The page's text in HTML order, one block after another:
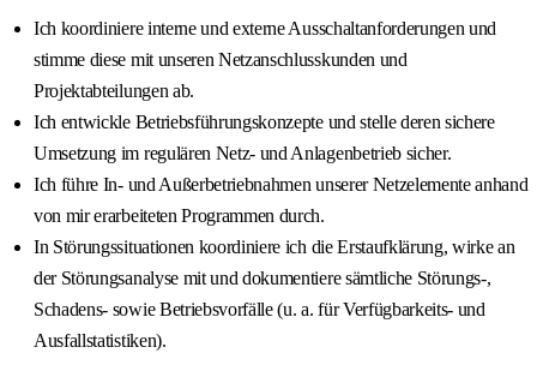
Ich koordiniere interne und externe Ausschaltanforderungen und
stimme diese mit unseren Netzanschlusskunden und
Projektabteilungen ab.
Ich entwickle Betriebsführungskonzepte und stelle deren sichere
Umsetzung im regulären Netz‐ und Anlagenbetrieb sicher.
Ich führe In- und Außerbetriebnahmen unserer Netzelemente anhand
von mir erarbeiteten Programmen durch.
In Störungssituationen koordiniere ich die Erstaufklärung, wirke an
der Störungsanalyse mit und dokumentiere sämtliche Störungs-,
Schadens- sowie Betriebsvorfälle (u. a. für Verfügbarkeits- und
Ausfallstatistiken).